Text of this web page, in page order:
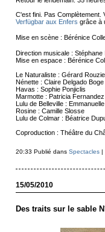
C'est fini. Pas
Verfügbar aux Enfers grâce à
Mise en scène : Bérénice
Direction musicale : Stéphane
Mise en espace : Bérénice
Le Naturaliste : Gérard
Nénette : Claire Delgado Boge
Havas : Sophie Ponjiclis
Marmotte : Patricia Fernandez
Lulu de Belleville :
Rosine : Camille Slosse
Lulu de Colmar : Béatrice
Coproduction : Théâtre du
20:33 Publié dans Spectacles|
15/05/2010
Des traits sur le sable